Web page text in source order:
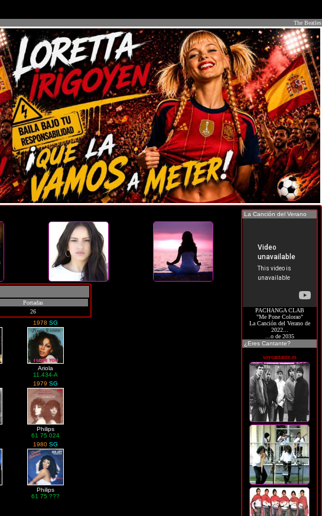
The Beatles
Portadas
26
1978 SG
Ariola
11.434-A
1979 SG
Philips
61 75 024
1980 SG
Philips
61 75 ???
La Canción del Verano
PACHANGA CLAB
"Me Pone Colorao"
La Canción del Verano de
2022...
...o de 2035
¿Eres Cantante?
soycantante.es